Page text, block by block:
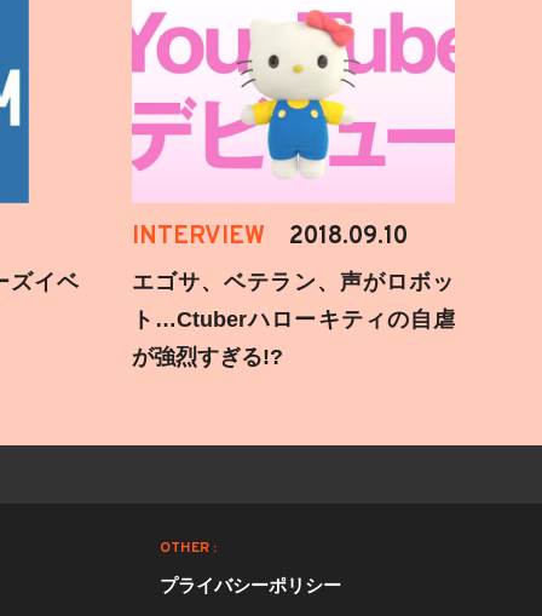
ズイベ
INTERVIEW 2018.09.10
エゴサ、ベテラン、声がロボッ
ト…Ctuberハローキティの自虐
が強烈すぎる!?
OTHER :
プライバシーポリシー